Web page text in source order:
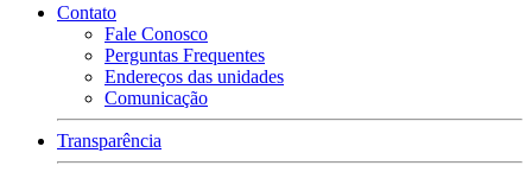
Contato
Fale Conosco
Perguntas Frequentes
Endereços das unidades
Comunicação
Transparência